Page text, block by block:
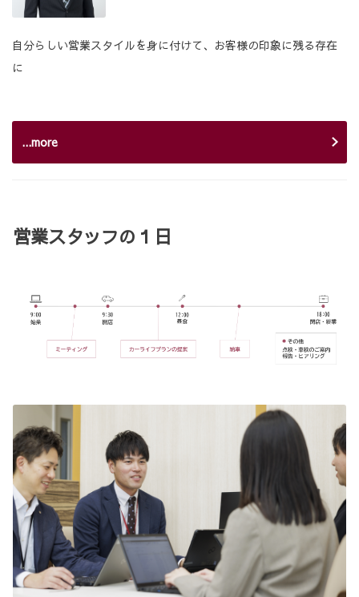
自分らしい営業スタイルを身に付けて、お客様の印象に残る存在
に
...more
営業スタッフの１日